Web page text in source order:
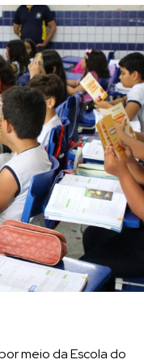
meio da Escola do